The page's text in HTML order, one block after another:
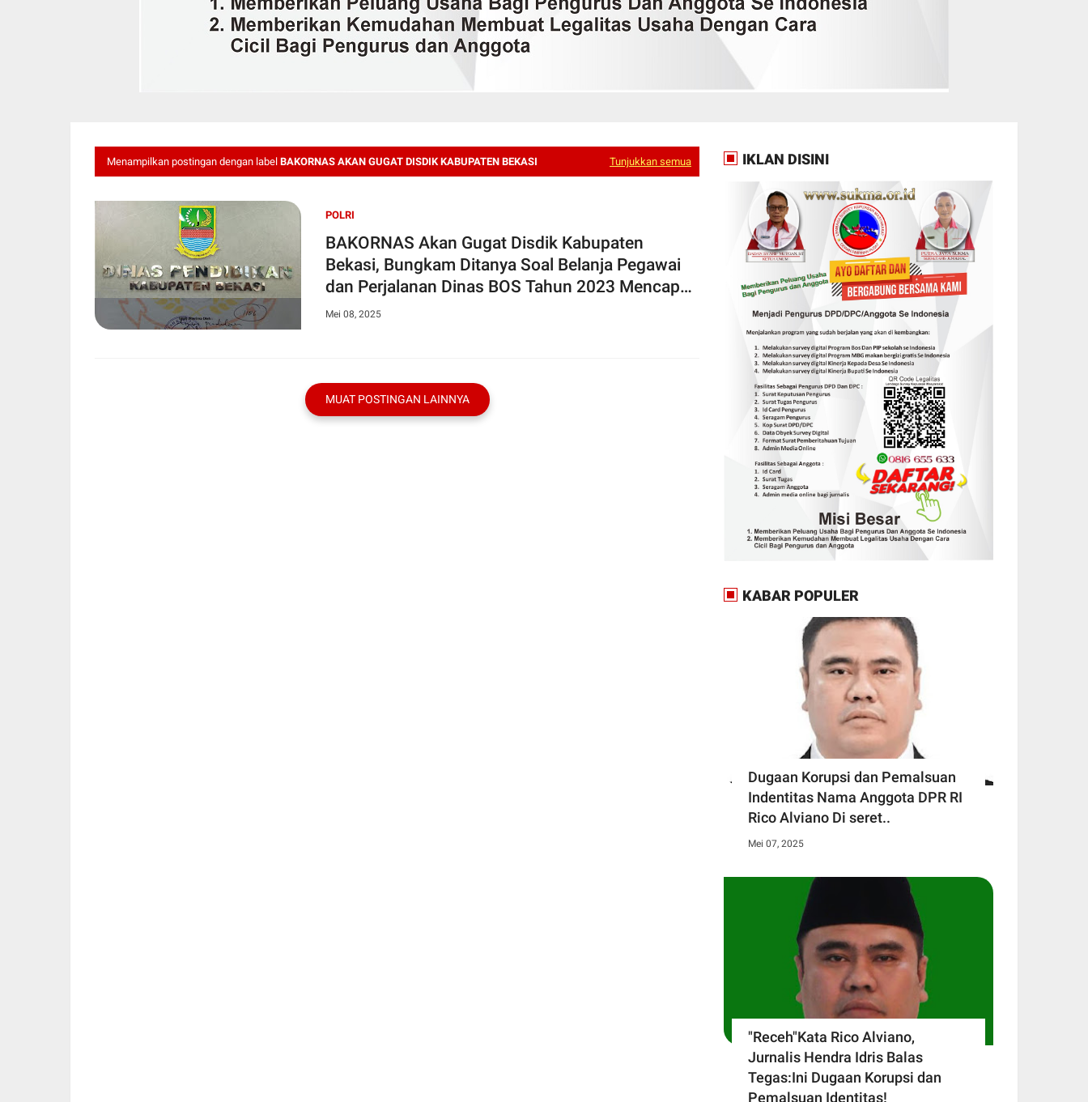
Menampilkan postingan dengan label BAKORNAS AKAN GUGAT DISDIK KABUPATEN BEKASI Tunjukkan semua
POLRI
BAKORNAS Akan Gugat Disdik Kabupaten
Bekasi, Bungkam Ditanya Soal Belanja Pegawai
dan Perjalanan Dinas BOS Tahun 2023 Mencapai
81,3 Miliar
Mei 08, 2025
MUAT POSTINGAN LAINNYA
IKLAN DISINI
KABAR POPULER
Dugaan Korupsi dan Pemalsuan
Indentitas Nama Anggota DPR RI
Rico Alviano Di seret..
Mei 07, 2025
"Receh"Kata Rico Alviano,
Jurnalis Hendra Idris Balas
Tegas:Ini Dugaan Korupsi dan
Pemalsuan Identitas!